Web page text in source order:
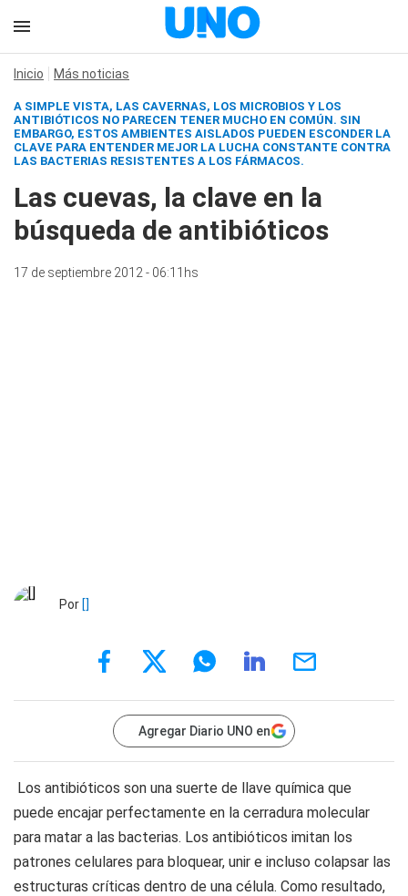
Inicio Más noticias
A SIMPLE VISTA, LAS CAVERNAS, LOS MICROBIOS Y LOS
ANTIBIÓTICOS NO PARECEN TENER MUCHO EN COMÚN. SIN
EMBARGO, ESTOS AMBIENTES AISLADOS PUEDEN ESCONDER LA
CLAVE PARA ENTENDER MEJOR LA LUCHA CONSTANTE CONTRA
LAS BACTERIAS RESISTENTES A LOS FÁRMACOS.
Las cuevas, la clave en la
búsqueda de antibióticos
17 de septiembre 2012 - 06:11hs
Por []
Agregar Diario UNO en
Los antibióticos son una suerte de llave química que
puede encajar perfectamente en la cerradura molecular
para matar a las bacterias. Los antibióticos imitan los
patrones celulares para bloquear, unir e incluso colapsar las
estructuras críticas dentro de una célula. Como resultado,